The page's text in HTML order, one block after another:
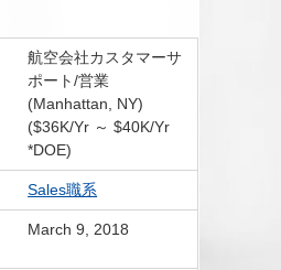
航空会社カスタマーサ
ポート/営業
(Manhattan, NY)
($36K/Yr ～ $40K/Yr
*DOE)
Sales職系
March 9, 2018